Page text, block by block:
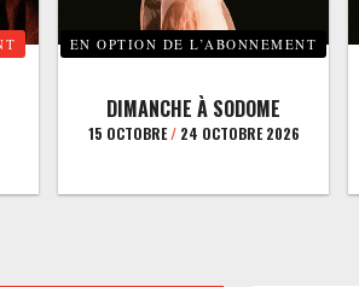
EN OPTION DE L’ABONNEMENT
DIMANCHE À SODOME
15 OCTOBRE/24 OCTOBRE 2026